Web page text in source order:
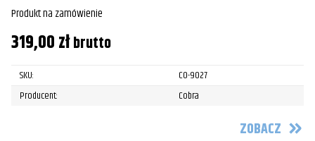
Produkt na zamówienie
319,00złbrutto
SKU:
CO-9027
Producent:
Cobra
ZOBACZ